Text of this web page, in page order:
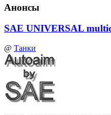
Анонсы
SAE UNIVERSAL
@ Танки